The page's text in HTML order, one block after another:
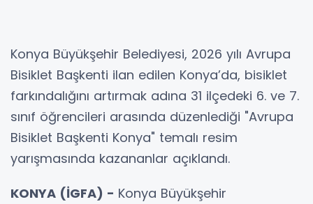
Konya Büyükşehir Belediyesi, 2026 yılı Avrupa
Bisiklet Başkenti ilan edilen Konya’da, bisiklet
farkındalığını artırmak adına 31 ilçedeki 6. ve 7.
sınıf öğrencileri arasında düzenlediği "Avrupa
Bisiklet Başkenti Konya" temalı resim
yarışmasında kazananlar açıklandı.
KONYA (İGFA) - Konya Büyükşehir